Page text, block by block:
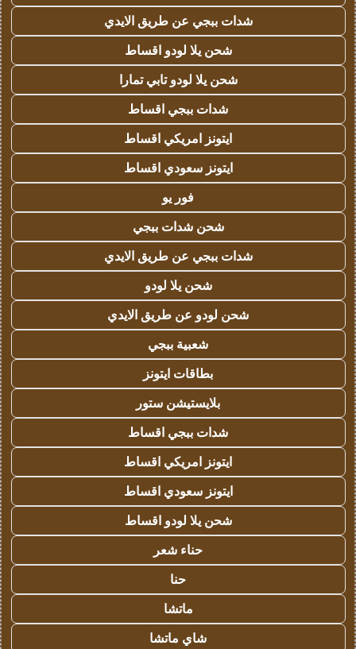
شدات ببجي عن طريق الايدي
شحن يلا لودو اقساط
شحن يلا لودو تابي تمارا
شدات ببجي اقساط
ايتونز امريكي اقساط
ايتونز سعودي اقساط
فور يو
شحن شدات ببجي
شدات ببجي عن طريق الايدي
شحن يلا لودو
شحن لودو عن طريق الايدي
شعبية ببجي
بطاقات ايتونز
بلايستيشن ستور
شدات ببجي اقساط
ايتونز امريكي اقساط
ايتونز سعودي اقساط
شحن يلا لودو اقساط
حناء شعر
حنا
ماتشا
شاي ماتشا